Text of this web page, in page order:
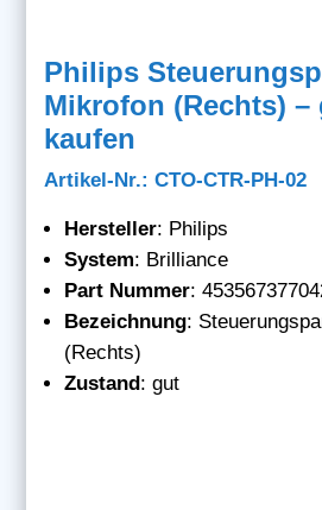
Philips
Mikrofon (Rechts) –
kaufen
Artikel-Nr.: CTO-CTR-PH-02
Hersteller: Philips
System: Brilliance
Part Nummer:
Bezeichnung:
(Rechts)
Zustand: gut